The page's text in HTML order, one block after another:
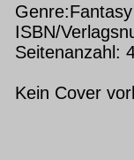
ISBN/
Seitenanzahl:
Kein Cover